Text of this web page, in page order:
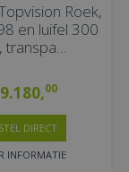
Roek,
en luifel 300
transpa…
9.180,00
INFORMATIE
DIRECT